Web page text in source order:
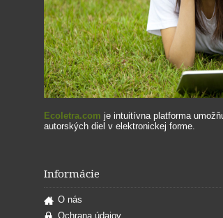
Ecoletra.com je intuitívna platforma
autorských diel v elektronickej forme.
Informácie
O nás
Ochrana údajov